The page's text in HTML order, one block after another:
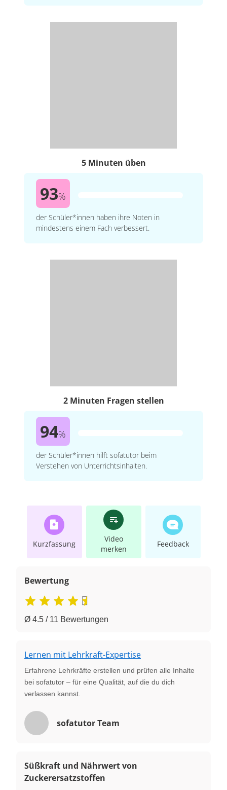
5 Minuten üben
93%
der Schüler*innen haben ihre Noten in
mindestens einem Fach verbessert.
2 Minuten Fragen stellen
94%
der Schüler*innen hilft sofatutor beim
Verstehen von Unterrichtsinhalten.
Kurzfassung
Video
merken
Feedback
Bewertung
Ø 4.5 / 11 Bewertungen
Lernen mit Lehrkraft-Expertise
Erfahrene Lehrkräfte erstellen und prüfen alle Inhalte
bei sofatutor – für eine Qualität, auf die du dich
verlassen kannst.
sofatutor Team
Süßkraft und Nährwert von
Zuckerersatzstoffen